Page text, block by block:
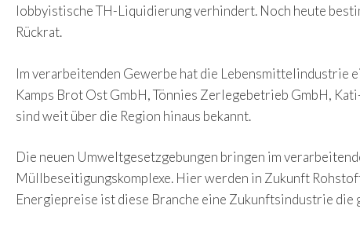
lobbyistische TH-Liquidierung verhindert. Noch heute
Rückrat.
Im verarbeitenden Gewerbe hat die
Kamps Brot Ost GmbH, Tönnies Zerlegebetrieb GmbH,
sind weit über die Region hinaus bekannt.
Die neuen Umweltgesetzgebungen bringen im
Müllbeseitigungskomplexe. Hier werden in Zukunft
Energiepreise ist diese Branche eine Zukunftsindustrie die